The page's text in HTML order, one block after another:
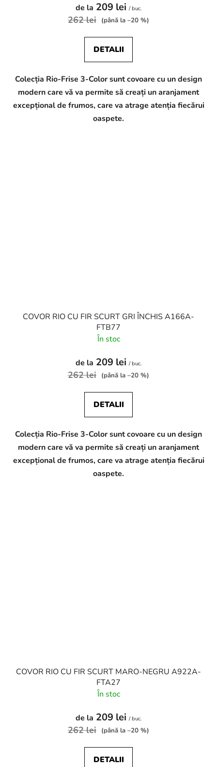
de la 209 lei / buc.
262 lei (până la –20 %)
DETALII
Colecția Rio-Frise 3-Color sunt covoare cu un design
modern care vă va permite să creați un aranjament
excepțional de frumos, care va atrage atenția fiecărui
oaspete.
COVOR RIO CU FIR SCURT GRI ÎNCHIS A166A-
FTB77
În stoc
de la 209 lei / buc.
262 lei (până la –20 %)
DETALII
Colecția Rio-Frise 3-Color sunt covoare cu un design
modern care vă va permite să creați un aranjament
excepțional de frumos, care va atrage atenția fiecărui
oaspete.
COVOR RIO CU FIR SCURT MARO-NEGRU A922A-
FTA27
În stoc
de la 209 lei / buc.
262 lei (până la –20 %)
DETALII